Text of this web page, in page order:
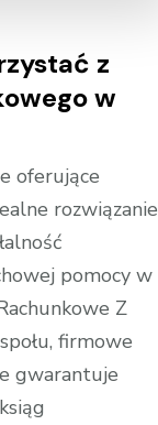
z
w
oferujące
rozwiązanie
pomocy w
Z
firmowe
gwarantuje